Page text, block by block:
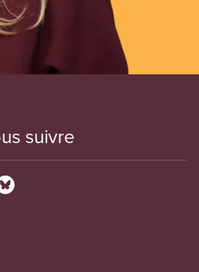
suivre